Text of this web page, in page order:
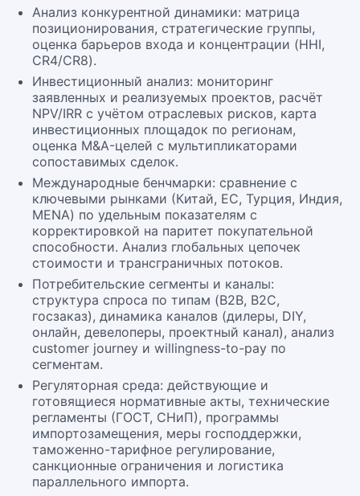
Анализ конкурентной динамики: матрица
позиционирования, стратегические группы,
оценка барьеров входа и концентрации (HHI,
CR4/CR8).
Инвестиционный анализ: мониторинг
заявленных и реализуемых проектов, расчёт
NPV/IRR с учётом отраслевых рисков, карта
инвестиционных площадок по регионам,
оценка M&A-целей с мультипликаторами
сопоставимых сделок.
Международные бенчмарки: сравнение с
ключевыми рынками (Китай, ЕС, Турция, Индия,
MENA) по удельным показателям с
корректировкой на паритет покупательной
способности. Анализ глобальных цепочек
стоимости и трансграничных потоков.
Потребительские сегменты и каналы:
структура спроса по типам (B2B, B2C,
госзаказ), динамика каналов (дилеры, DIY,
онлайн, девелоперы, проектный канал), анализ
customer journey и willingness-to-pay по
сегментам.
Регуляторная среда: действующие и
готовящиеся нормативные акты, технические
регламенты (ГОСТ, СНиП), программы
импортозамещения, меры господдержки,
таможенно-тарифное регулирование,
санкционные ограничения и логистика
параллельного импорта.